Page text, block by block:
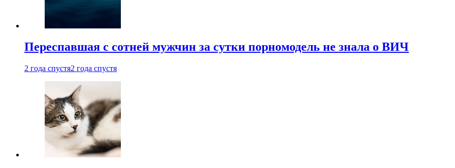
Переспавшая с сотней мужчин за сутки порномодель не знала о ВИЧ
2 года спустя2 года спустя